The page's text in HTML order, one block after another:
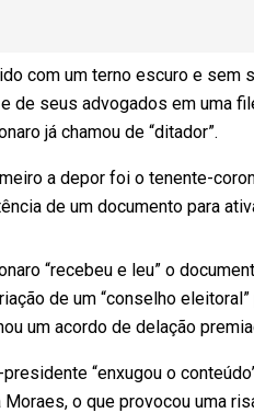
com um terno escuro e sem
de seus advogados em uma
já chamou de “ditador”.
a depor foi o tenente-
de um documento para
“recebeu e leu” o
de um “conselho
um acordo de delação
presidente “enxugou o
Moraes, o que provocou uma